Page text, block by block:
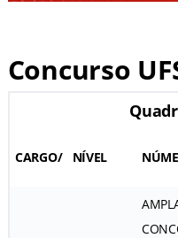
Concurso
CARGO/ NÍVEL